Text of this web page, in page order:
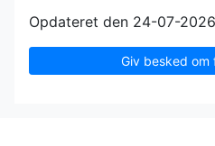
Opdateret den 24-07-2026
Giv besked om